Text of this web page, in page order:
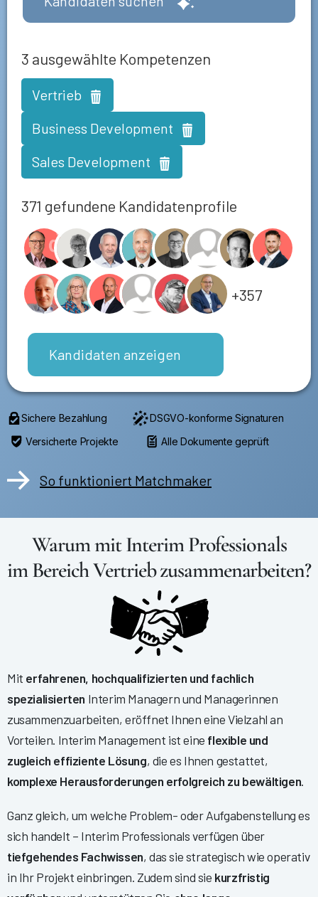
3 ausgewählte Kompetenzen
Vertrieb
Business Development
Sales Development
371 gefundene Kandidatenprofile
+357
Kandidaten anzeigen
Sichere Bezahlung
DSGVO-konforme Signaturen
Versicherte Projekte
Alle Dokumente geprüft
So funktioniert Matchmaker
Warum mit Interim Professionals
im Bereich Vertrieb zusammenarbeiten?
Mit erfahrenen, hochqualifizierten und fachlich
spezialisierten Interim Managern und Managerinnen
zusammenzuarbeiten, eröffnet Ihnen eine Vielzahl an
Vorteilen. Interim Management ist eine flexible und
zugleich effiziente Lösung, die es Ihnen gestattet,
komplexe Herausforderungen erfolgreich zu bewältigen.
Ganz gleich, um welche Problem- oder Aufgabenstellung es
sich handelt – Interim Professionals verfügen über
tiefgehendes Fachwissen, das sie strategisch wie operativ
in Ihr Projekt einbringen. Zudem sind sie kurzfristig